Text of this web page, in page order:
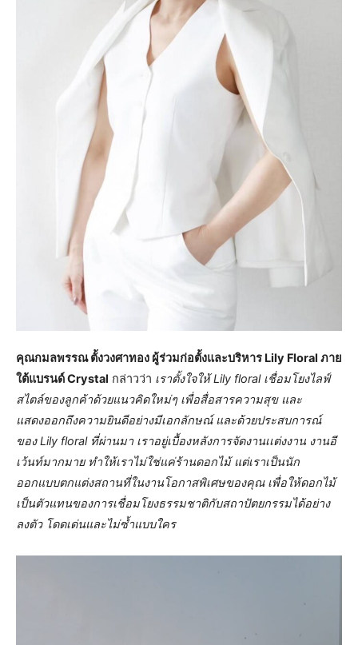
คุณกมลพรรณ ตั้งวงศาทอง ผู้ร่วมก่อตั้งและบริหาร Lily Floral ภาย
ใต้แบรนด์ Crystal กล่าวว่า เราตั้งใจให้ Lily floral เชื่อมโยงไลฟ์
สไตล์ของลูกค้าด้วยแนวคิดใหม่ๆ เพื่อสื่อสารความสุข และ
แสดงออกถึงความยินดีอย่างมีเอกลักษณ์ และด้วยประสบการณ์
ของ Lily floral ที่ผ่านมา เราอยู่เบื้องหลังการจัดงานเเต่งงาน งานอี
เว้นท์มากมาย ทำให้เราไม่ใช่แค่ร้านดอกไม้ แต่เราเป็นนัก
ออกแบบตกแต่งสถานที่ในงานโอกาสพิเศษของคุณ เพื่อให้ดอกไม้
เป็นตัวแทนของการเชื่อมโยงธรรมชาติกับสถาปัตยกรรมได้อย่าง
ลงตัว โดดเด่นและไม่ซ้ำแบบใคร